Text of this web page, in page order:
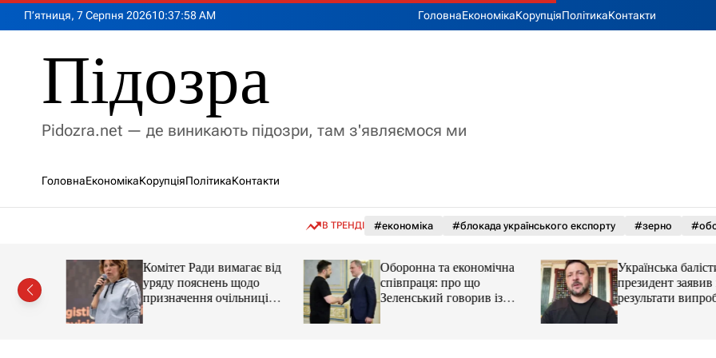
П’ятниця, 7 Серпня 202610:38:00AM ГоловнаЕкономікаКорупціяПолітикаКонтакти
Підозра
Pidozra.net — де виникають підозри, там з'являємося ми
ГоловнаЕкономікаКорупціяПолітикаКонтакти
В ТРЕНДІ #економіка #блокада українського експорту #зерно
без
Комітет Ради вимагає від
уряду пояснень щодо
призначення очільниці
Мінцифри
Оборонна та економічна
співпраця: про що
Зеленський говорив із
Українська
президент заявив
результати